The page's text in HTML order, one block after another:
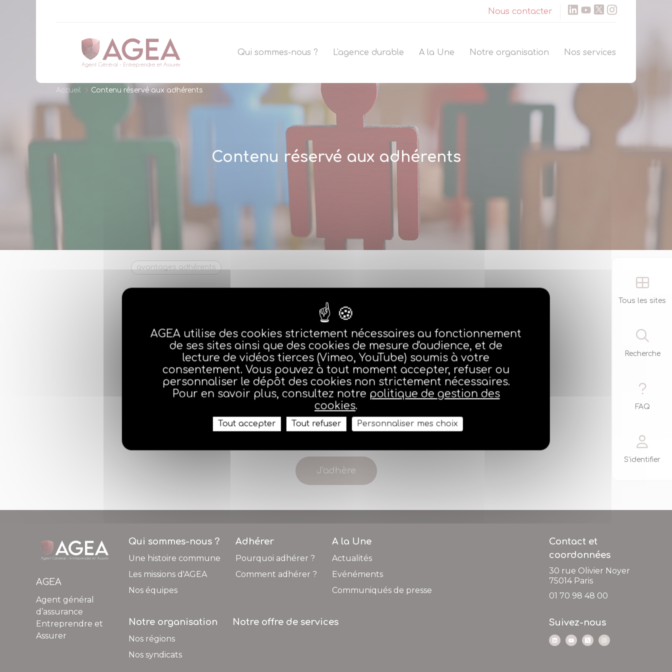
Nous contacter
Qui sommes-nous ? L'agence durable A la Une Notre organisation Nos services
Accueil Contenu réservé aux adhérents
Tous les sites
Recherche
FAQ
S'identifier
Contenu réservé aux adhérents
avantages adhérents
Pour accéder à cette page vous devez être adhérent agéa.
Je suis adhérent agéa
Je m'identifie
Je ne suis pas adhérent agéa
J'adhère
AGEA
Agent général
d’assurance
Entreprendre et
Assurer
Qui sommes-nous ?
Une histoire commune
Les missions d'AGEA
Nos équipes
Adhérer
Pourquoi adhérer ?
Comment adhérer ?
A la Une
Actualités
Evénéments
Communiqués de presse
Notre organisation
Nos régions
Nos syndicats
Notre offre de services
Contact et
coordonnées
30 rue Olivier Noyer
75014 Paris
01 70 98 48 00
Suivez-nous
AGEA utilise des cookies strictement nécessaires au fonctionnement
de ses sites ainsi que des cookies de mesure d'audience, et de
lecture de vidéos tierces (Vimeo, YouTube) soumis à votre
consentement. Vous pouvez à tout moment accepter, refuser ou
personnaliser le dépôt des cookies non strictement nécessaires.
Pour en savoir plus, consultez notre politique de gestion des
cookies.
Tout accepter Tout refuser Personnaliser mes choix